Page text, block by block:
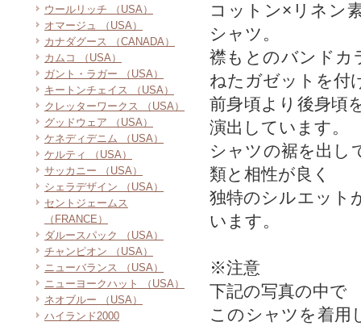
ウールリッチ （USA）
オマージュ （USA）
カナダグース （CANADA）
カムコ （USA）
ガント・ラガー （USA）
キートンチェイス （USA）
クレッターワークス （USA）
グッドウェア （USA）
ケネディデニム （USA）
ケルティ （USA）
サッカニー （USA）
シェラデザイン （USA）
セントジェームス
（FRANCE）
ダルースパック （USA）
チャンピオン （USA）
ニューバランス （USA）
ニューヨークハット （USA）
ネオブルー （USA）
ハイランド2000
コットン×リネン
シャツ。
襟もとのバンドカ
ねたガゼットを付
前身頃より後身頃
演出しています。
シャツの裾を出し
類と相性が良く
独特のシルエット
います。
※注意
下記の写真の中で
このシャツを着用